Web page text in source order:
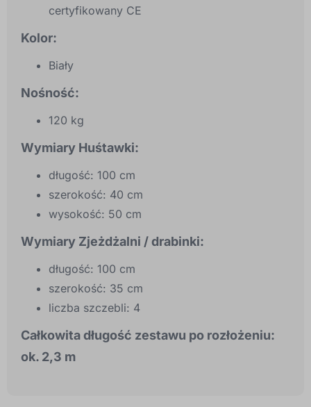
certyfikowany CE
Kolor:
Biały
Nośność:
120 kg
Wymiary Huśtawki:
długość: 100 cm
szerokość: 40 cm
wysokość: 50 cm
Wymiary Zjeżdżalni / drabinki:
długość: 100 cm
szerokość: 35 cm
liczba szczebli: 4
Całkowita długość zestawu po rozłożeniu:
ok. 2,3 m